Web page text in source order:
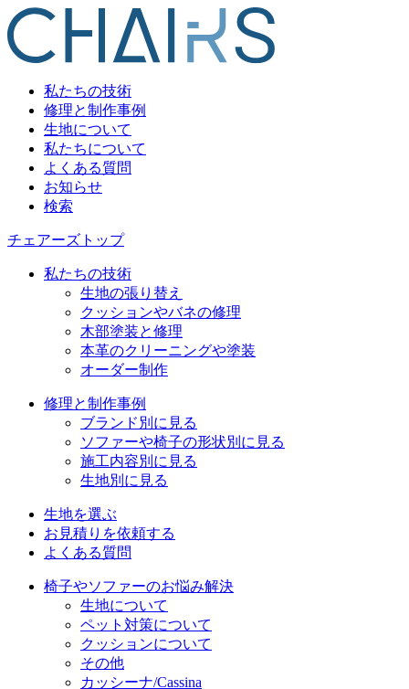
私たちの技術
修理と制作事例
生地について
私たちについて
よくある質問
お知らせ
検索
チェアーズトップ
私たちの技術
生地の張り替え
クッションやバネの修理
木部塗装と修理
本革のクリーニングや塗装
オーダー制作
修理と制作事例
ブランド別に見る
ソファーや椅子の形状別に見る
施工内容別に見る
生地別に見る
生地を選ぶ
お見積りを依頼する
よくある質問
椅子やソファーのお悩み解決
生地について
ペット対策について
クッションについて
その他
カッシーナ/Cassina